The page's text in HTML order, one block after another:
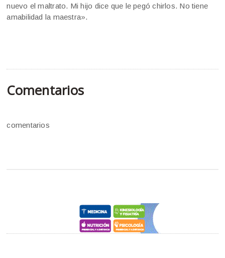
nuevo el maltrato. Mi hijo dice que le pegó chirlos. No tiene
amabilidad la maestra».
Comentarios
comentarios